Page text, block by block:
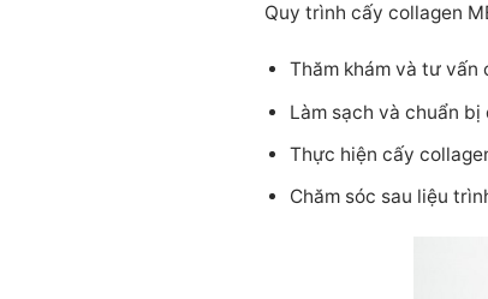
Quy trình cấy collagen
Thăm khám và tư vấn
Làm sạch và chuẩn
Thực hiện cấy
Chăm sóc sau liệu